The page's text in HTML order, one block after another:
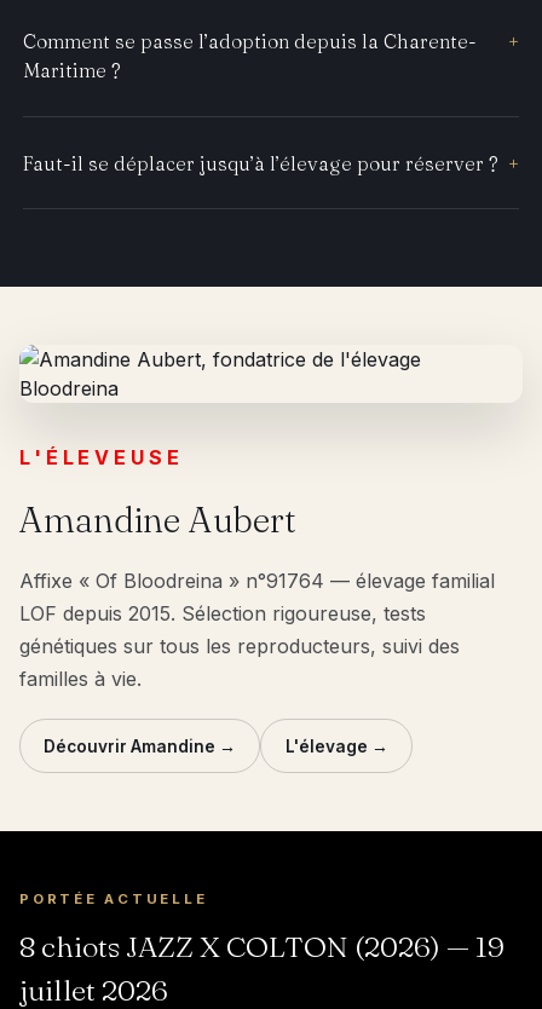
Comment se passe l’adoption depuis la Charente-
Maritime ?
+
Faut-il se déplacer jusqu’à l’élevage pour réserver ? +
L'ÉLEVEUSE
Amandine Aubert
Affixe « Of Bloodreina » n°91764 — élevage familial
LOF depuis 2015. Sélection rigoureuse, tests
génétiques sur tous les reproducteurs, suivi des
familles à vie.
Découvrir Amandine → L'élevage →
PORTÉE ACTUELLE
8 chiots JAZZ X COLTON (2026) — 19
juillet 2026